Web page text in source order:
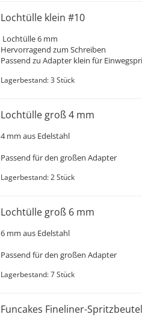
Lochtülle klein #10
Lochtülle 6 mm
Hervorragend zum Schreiben
Passend zu Adapter klein für
Lagerbestand: 3 Stück
Lochtülle groß 4 mm
4 mm aus Edelstahl
Passend für den großen Adapter
Lagerbestand: 2 Stück
Lochtülle groß 6 mm
6 mm aus Edelstahl
Passend für den großen Adapter
Lagerbestand: 7 Stück
Funcakes Fineliner-